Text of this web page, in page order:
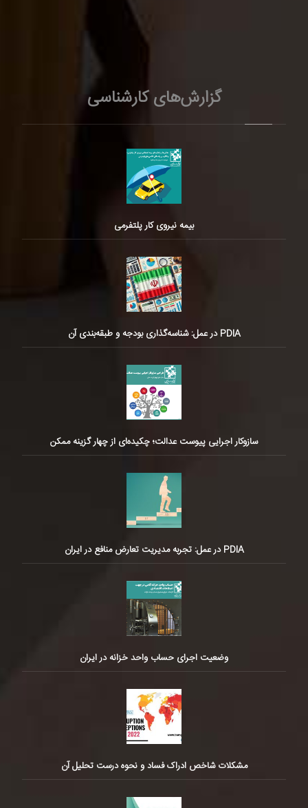
گزارش‌های کارشناسی
بیمه نیروی کار پلتفرمی
PDIA در عمل: شناسه‌گذاری بودجه و طبقه‌بندی آن
سازوکار اجرایی پیوست عدالت؛ چکیده‌ای از چهار گزینه ممکن
PDIA در عمل: تجربه مدیریت تعارض منافع در ایران
وضعیت اجرای حساب واحد خزانه در ایران
مشکلات شاخص ادراک فساد و نحوه درست تحلیل آن